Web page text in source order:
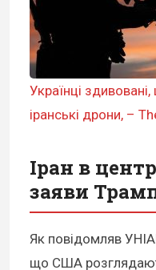
Українці
іранські дрони, –
Іран в
заяви
Як повідомляв
що США